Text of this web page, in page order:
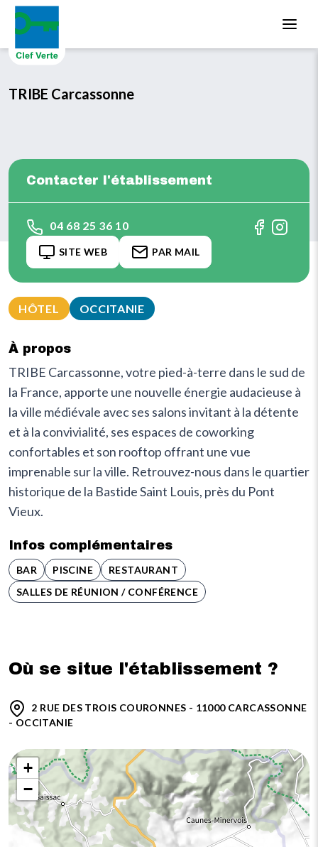
TRIBE Carcassonne
HÔTEL OCCITANIE
À propos
TRIBE Carcassonne, votre pied-à-terre dans le sud de
la France, apporte une nouvelle énergie audacieuse à
la ville médiévale avec ses salons invitant à la détente
et à la convivialité, ses espaces de coworking
confortables et son rooftop offrant une vue
imprenable sur la ville. Retrouvez-nous dans le quartier
historique de la Bastide Saint Louis, près du Pont
Vieux.
Infos complémentaires
BAR PISCINE
RESTAURANT
SALLES DE RÉUNION / CONFÉRENCE
Contacter l'établissement
04 68 25 36 10
SITE WEB PAR MAIL
Où se situe l'établissement ?
2 RUE DES TROIS COURONNES - 11000 CARCASSONNE
- OCCITANIE
+
−